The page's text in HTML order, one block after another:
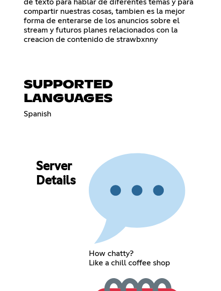
de texto para hablar de diferentes temas y para
compartir nuestras cosas, tambien es la mejor
forma de enterarse de los anuncios sobre el
stream y futuros planes relacionados con la
creacion de contenido de strawbxnny
SUPPORTED
LANGUAGES
Spanish
Server
Details
How chatty?
Like a chill coffee shop